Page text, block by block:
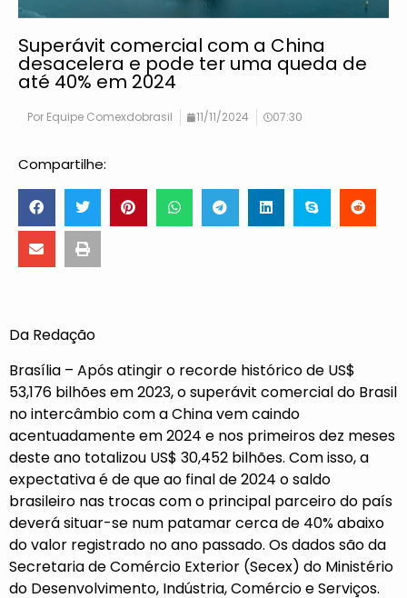
Superávit comercial com a China
desacelera e pode ter uma queda de
até 40% em 2024
Por Equipe Comexdobrasil 11/11/2024 07:30
Compartilhe:
Da Redação
Brasília – Após atingir o recorde histórico de US$
53,176 bilhões em 2023, o superávit comercial do Brasil
no intercâmbio com a China vem caindo
acentuadamente em 2024 e nos primeiros dez meses
deste ano totalizou US$ 30,452 bilhões. Com isso, a
expectativa é de que ao final de 2024 o saldo
brasileiro nas trocas com o principal parceiro do país
deverá situar-se num patamar cerca de 40% abaixo
do valor registrado no ano passado. Os dados são da
Secretaria de Comércio Exterior (Secex) do Ministério
do Desenvolvimento, Indústria, Comércio e Serviços.